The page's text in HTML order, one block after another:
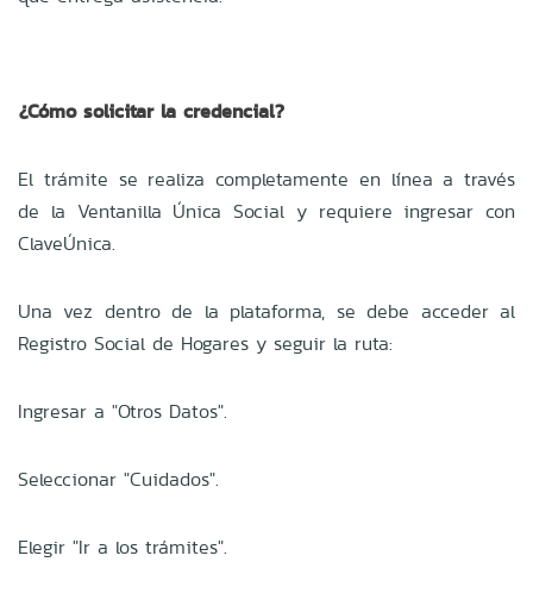
¿Cómo solicitar la credencial?
El trámite se realiza completamente en línea a través
de la Ventanilla Única Social y requiere ingresar con
ClaveÚnica.
Una vez dentro de la plataforma, se debe acceder al
Registro Social de Hogares y seguir la ruta:
Ingresar a "Otros Datos".
Seleccionar "Cuidados".
Elegir "Ir a los trámites".